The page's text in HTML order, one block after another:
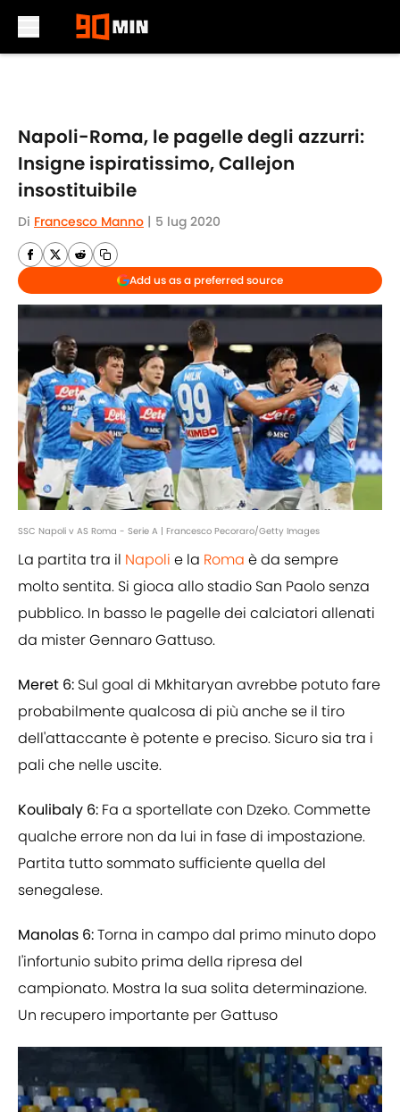
Napoli-Roma, le pagelle degli azzurri:
Insigne ispiratissimo, Callejon
insostituibile
Di Francesco Manno | 5 lug 2020
Add us as a preferred source
SSC Napoli v AS Roma - Serie A | Francesco Pecoraro/Getty Images
La partita tra il Napoli e la Roma è da sempre
molto sentita. Si gioca allo stadio San Paolo senza
pubblico. In basso le pagelle dei calciatori allenati
da mister Gennaro Gattuso.
Meret 6: Sul goal di Mkhitaryan avrebbe potuto fare
probabilmente qualcosa di più anche se il tiro
dell'attaccante è potente e preciso. Sicuro sia tra i
pali che nelle uscite.
Koulibaly 6: Fa a sportellate con Dzeko. Commette
qualche errore non da lui in fase di impostazione.
Partita tutto sommato sufficiente quella del
senegalese.
Manolas 6:Torna in campo dal primo minuto dopo
l'infortunio subito prima della ripresa del
campionato. Mostra la sua solita determinazione.
Un recupero importante per Gattuso